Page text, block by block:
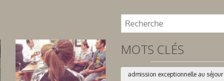
MOTS CLÉS
admission exceptionnelle au séjour